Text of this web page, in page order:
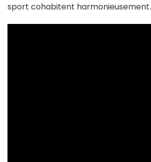
sport cohabitent harmonieusement.